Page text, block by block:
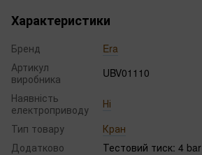
Характеристики
Бренд
Era
Артикул
виробника
UBV01110
Наявність
електроприводу
Ні
Тип товару
Кран
Додатково
Тестовий тиск: 4 bar